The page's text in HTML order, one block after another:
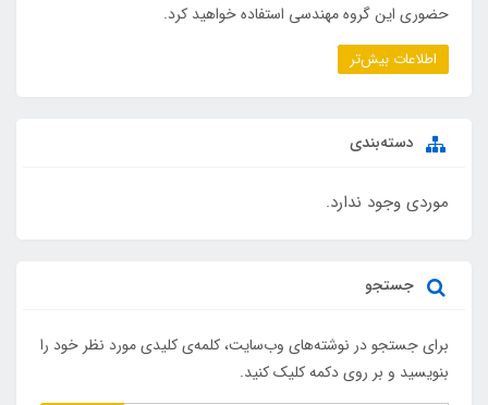
حضوری این گروه مهندسی استفاده خواهید کرد.
اطلاعات بیش‌تر
دسته‌بندی
موردی وجود ندارد.
جستجو
برای جستجو در نوشته‌های وب‌سایت، کلمه‌ی کلیدی مورد نظر خود را
بنویسید و بر روی دکمه کلیک کنید.